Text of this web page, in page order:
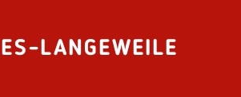
LANGEWEILE